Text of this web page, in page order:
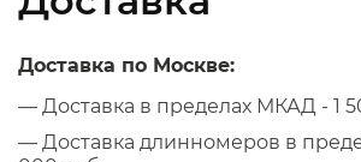
Доставка по Москве:
— Доставка в пределах МКАД - 1
— Доставка длинномеров в